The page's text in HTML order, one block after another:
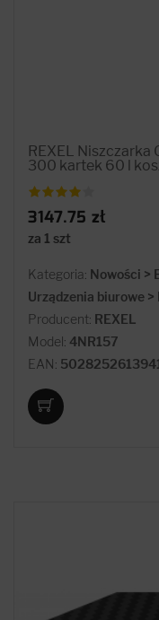
REXEL
300 kartek 60 l
3147.75 zł
za 1 szt
Kategoria: Nowości >
Urządzenia biurowe
Producent: REXEL
Model: 4NR157
EAN: